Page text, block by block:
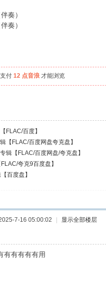
奏）
奏）
付 12 点音浪 才能浏览
FLAC/百度】
【FLAC/百度网盘夸克盘】
辑【FLAC/百度网盘/夸克盘】
夸克9百度盘】
百度盘】
7-16 05:00:02 显示全部楼层
有有有有有用